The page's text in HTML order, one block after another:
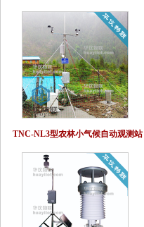
TNC-NL3型农林小气候自动观测站